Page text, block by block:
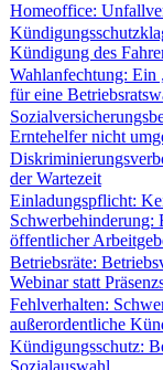
Homeoffice:
Kündigung des
Wahlanfechtung: Ein
für eine
Erntehelfer nicht
der Wartezeit
Einladungspflicht:
Schwerbehinderung:
öffentlicher
Betriebsräte:
Webinar statt
Fehlverhalten:
außerordentliche
Kündigungsschutz: